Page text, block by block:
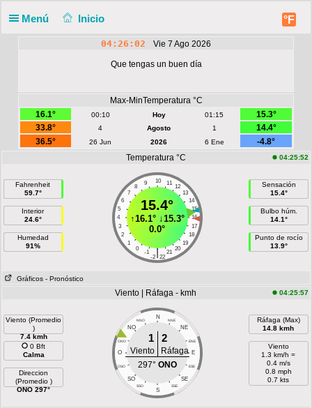
Menú Inicio °F
04:26:02 Vie 7 Ago 2026
Que tengas un buen día
Max-MinTemperatura °C
16.1°
00:10 Hoy 01:15
15.3°
33.8°
4 Agosto 1
14.4°
36.5°
26 Jun 2026 6 Ene
-4.8°
Temperatura °C
04:25:52
Fahrenheit
59.7°
Interior
24.6°
Humedad
91%
10
9 11
8
12
7
13
6
14
5
15
4
16
3
17
2
18
1
19
0
20
-1 21
|
-2 22
15.4°
↑16.1°↓15.3°
0.0°
Sensación
15.4°
Bulbo húm.
14.1°
Punto de rocío
13.9°
Gráficos - Pronóstico
Viento | Ráfaga - kmh 04:25:57
Viento (Promedio
)
7.4 kmh
0 Bft
Calma
Direccion
(Promedio )
ONO 297°
N
NNO NNE
NO NE
ONO ENE
O E
OSO ESE
SO SE
SSO SSE
S
1 2
Viento
Ráfaga
297° ONO
Ráfaga (Max)
14.8 kmh
Viento
1.3 km/h =
0.4 m/s
0.8 mph
0.7 kts